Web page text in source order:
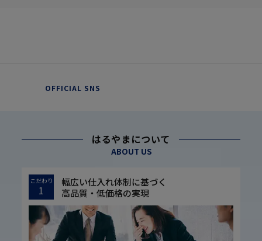
OFFICIAL SNS
はるやまについて
ABOUT US
こだわり
1
幅広い仕入れ体制に基づく
高品質・低価格の実現